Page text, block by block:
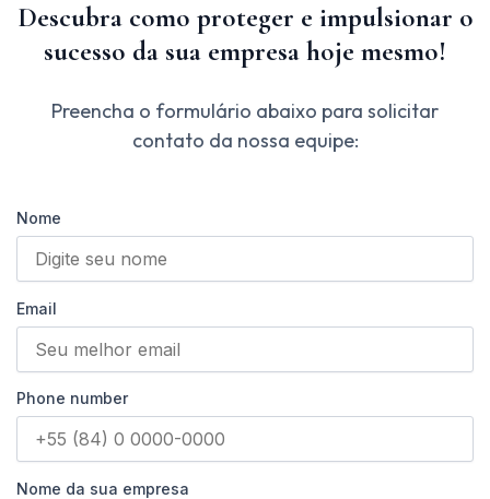
Descubra como proteger e impulsionar o
sucesso da sua empresa hoje mesmo!
Preencha o formulário abaixo para solicitar
contato da nossa equipe:
Nome
Email
Phone number
Nome da sua empresa